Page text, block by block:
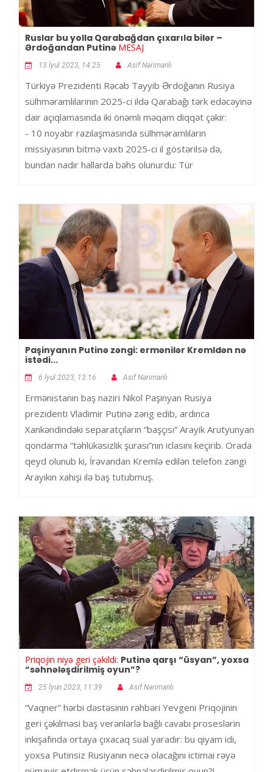
Ruslar bu yolla Qarabağdan çıxarıla bilər –
Ərdoğandan Putinə MESAJ
13 İyul 2023, 14:25 Asif Nərimanlı
Türkiyə Prezidenti Rəcəb Tayyib Ərdoğanın Rusiya
sülhməramlılarının 2025-ci ildə Qarabağı tərk edəcəyinə
dair açıqlamasında iki önəmli məqam diqqət çəkir:
- 10 noyabr razılaşmasında sülhməramlıların
missiyasının bitmə vaxtı 2025-ci il göstərilsə də,
bundan nadir hallarda bəhs olunurdu: Tür
Paşinyanın Putinə zəngi: ermənilər Kremldən nə
istədi...
6 İyul 2023, 13:16 Asif Nərimanlı
Ermənistanın baş naziri Nikol Paşinyan Rusiya
prezidenti Vladimir Putinə zəng edib, ardınca
Xankəndindəki separatçıların “başçısı” Arayik Arutyunyan
qondarma “təhlükəsizlik şurası”nın iclasını keçirib. Orada
qeyd olunub ki, İrəvandan Kremlə edilən telefon zəngi
Arayikin xahişi ilə baş tutubmuş.
Priqojin niyə geri çəkildi: Putinə qarşı “üsyan”, yoxsa
“səhnələşdirilmiş oyun”?
25 İyun 2023, 11:39 Asif Nərimanlı
“Vaqner” hərbi dəstəsinin rəhbəri Yevgeni Priqojinin
geri çəkilməsi baş verənlərlə bağlı cavabı proseslərin
inkişafında ortaya çıxacaq sual yaradır: bu qiyam idi,
yoxsa Putinsiz Rusiyanın necə olacağını ictimai rəyə